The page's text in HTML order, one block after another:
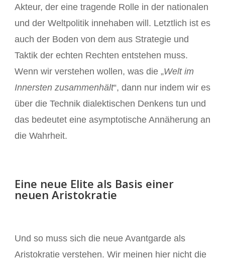
Akteur, der eine tragende Rolle in der nationalen
und der Weltpolitik innehaben will. Letztlich ist es
auch der Boden von dem aus Strategie und
Taktik der echten Rechten entstehen muss.
Wenn wir verstehen wollen, was die „Welt im
Innersten zusammenhält“, dann nur indem wir es
über die Technik dialektischen Denkens tun und
das bedeutet eine asymptotische Annäherung an
die Wahrheit.
Eine neue Elite als Basis einer
neuen Aristokratie
Und so muss sich die neue Avantgarde als
Aristokratie verstehen. Wir meinen hier nicht die